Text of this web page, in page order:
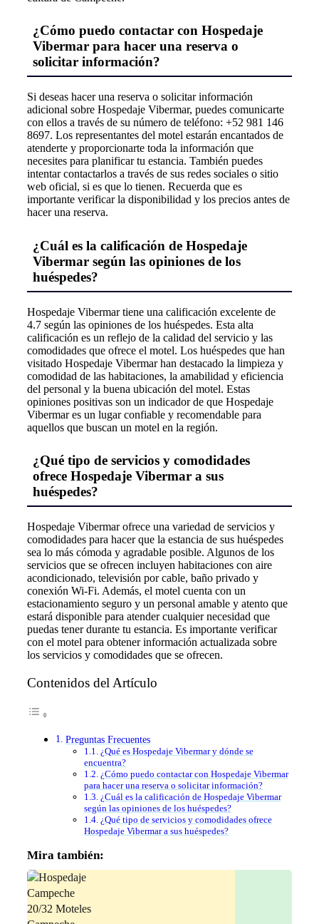
¿Cómo puedo contactar con Hospedaje
Vibermar para hacer una reserva o
solicitar información?
Si deseas hacer una reserva o solicitar información
adicional sobre Hospedaje Vibermar, puedes comunicarte
con ellos a través de su número de teléfono: +52 981 146
8697. Los representantes del motel estarán encantados de
atenderte y proporcionarte toda la información que
necesites para planificar tu estancia. También puedes
intentar contactarlos a través de sus redes sociales o sitio
web oficial, si es que lo tienen. Recuerda que es
importante verificar la disponibilidad y los precios antes de
hacer una reserva.
¿Cuál es la calificación de Hospedaje
Vibermar según las opiniones de los
huéspedes?
Hospedaje Vibermar tiene una calificación excelente de
4.7 según las opiniones de los huéspedes. Esta alta
calificación es un reflejo de la calidad del servicio y las
comodidades que ofrece el motel. Los huéspedes que han
visitado Hospedaje Vibermar han destacado la limpieza y
comodidad de las habitaciones, la amabilidad y eficiencia
del personal y la buena ubicación del motel. Estas
opiniones positivas son un indicador de que Hospedaje
Vibermar es un lugar confiable y recomendable para
aquellos que buscan un motel en la región.
¿Qué tipo de servicios y comodidades
ofrece Hospedaje Vibermar a sus
huéspedes?
Hospedaje Vibermar ofrece una variedad de servicios y
comodidades para hacer que la estancia de sus huéspedes
sea lo más cómoda y agradable posible. Algunos de los
servicios que se ofrecen incluyen habitaciones con aire
acondicionado, televisión por cable, baño privado y
conexión Wi-Fi. Además, el motel cuenta con un
estacionamiento seguro y un personal amable y atento que
estará disponible para atender cualquier necesidad que
puedas tener durante tu estancia. Es importante verificar
con el motel para obtener información actualizada sobre
los servicios y comodidades que se ofrecen.
Contenidos del Artículo
Preguntas Frecuentes
¿Qué es Hospedaje Vibermar y dónde se
encuentra?
¿Cómo puedo contactar con Hospedaje Vibermar
para hacer una reserva o solicitar información?
¿Cuál es la calificación de Hospedaje Vibermar
según las opiniones de los huéspedes?
¿Qué tipo de servicios y comodidades ofrece
Hospedaje Vibermar a sus huéspedes?
Mira también: